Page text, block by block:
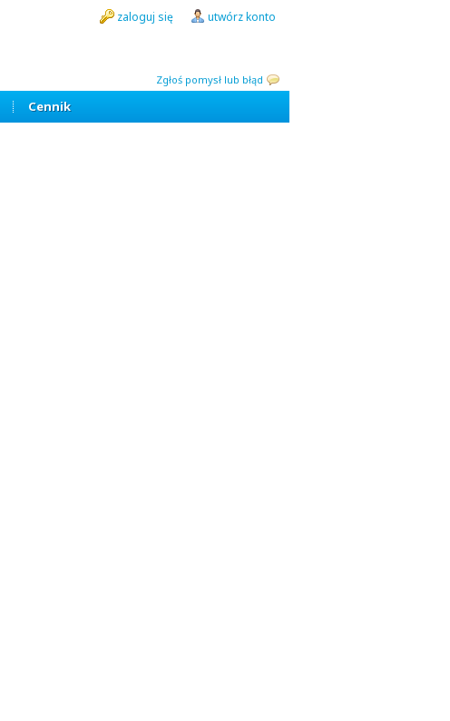
Zgłoś pomysł lub błąd
zaloguj się utwórz konto
Cennik